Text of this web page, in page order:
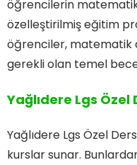
öğrencilerin
özelleştirilmiş eğitim
öğrenciler, matematik
gerekli olan temel
Yağlıdere Lgs Özel
Yağlıdere Lgs Özel
kurslar sunar.